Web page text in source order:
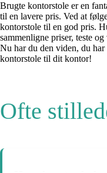
Brugte kontorstole er en
til en lavere pris. Ved at
kontorstole til en god pris.
sammenligne priser, teste
Nu har du den viden, du
kontorstole til dit kontor!
Ofte